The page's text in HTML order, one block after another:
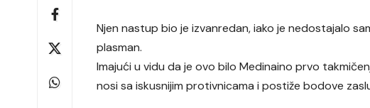
Njen nastup bio je izvanredan, iako je nedostajalo
plasman.
Imajući u vidu da je ovo bilo Medinaino prvo
nosi sa iskusnijim protivnicama i postiže bodove